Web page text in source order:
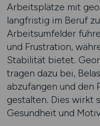
Arbeitsplätze mit
langfristig im Beruf
Arbeitsumfelder
und Frustration,
Stabilität bietet.
tragen dazu bei,
abzufangen und den
gestalten. Dies wirkt
Gesundheit und